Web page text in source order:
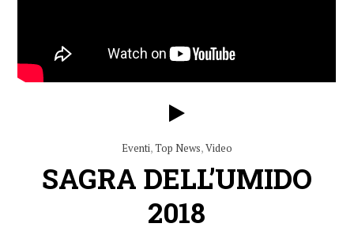
Eventi,Top News,Video
SAGRA DELL’UMIDO
2018